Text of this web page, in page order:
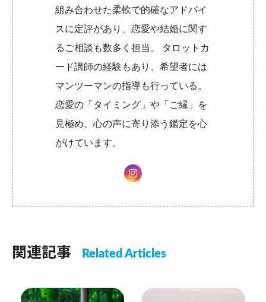
組み合わせた柔軟で的確なアドバイ
スに定評があり、恋愛や結婚に関す
るご相談も数多く担当。 タロットカ
ード講師の経験もあり、希望者には
マンツーマンの指導も行っている。
恋愛の「タイミング」や「ご縁」を
見極め、心の声に寄り添う鑑定を心
がけています。
関連記事 Related Articles